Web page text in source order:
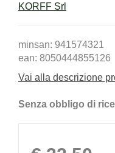
KORFF Srl
minsan: 941574321
ean: 8050444855126
Vai alla descrizione
Senza obbligo di